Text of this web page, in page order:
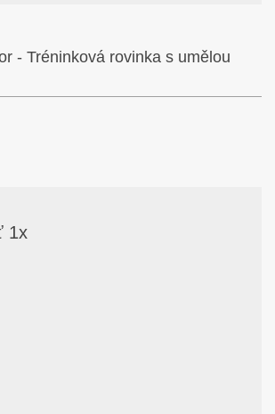
- Tréninková rovinka s umělou
1x